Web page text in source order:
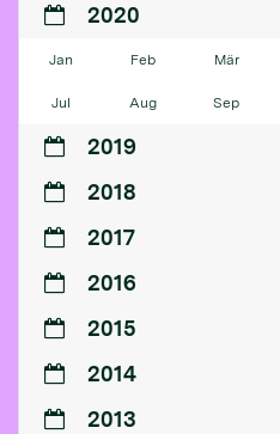
2020
Jan Feb Mär
Jul Aug Sep
2019
2018
2017
2016
2015
2014
2013